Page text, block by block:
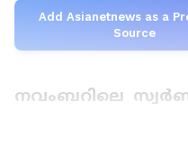
Add Asianetnews as a
Source
നവംബറിലെ